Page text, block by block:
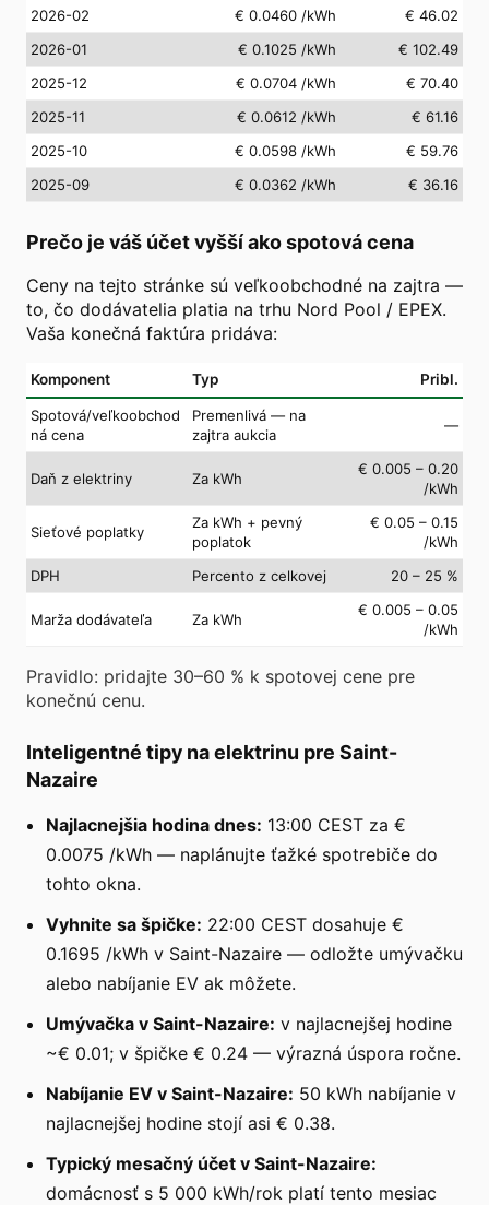
2026-02
€ 0.0460 /kWh
€ 46.02
2026-01
€ 0.1025 /kWh
€ 102.49
2025-12
€ 0.0704 /kWh
€ 70.40
2025-11
€ 0.0612 /kWh
€ 61.16
2025-10
€ 0.0598 /kWh
€ 59.76
2025-09
€ 0.0362 /kWh € 36.16
Prečo je váš účet vyšší ako spotová cena
Ceny na tejto stránke sú veľkoobchodné na zajtra —
to, čo dodávatelia platia na trhu Nord Pool / EPEX.
Vaša konečná faktúra pridáva:
Komponent Typ Pribl.
Spotová/veľkoobchod
ná cena
Premenlivá — na
zajtra aukcia
—
Daň z elektriny Za kWh
€ 0.005 – 0.20
/kWh
Sieťové poplatky
Za kWh + pevný
poplatok
€ 0.05 – 0.15
/kWh
DPH
Percento z celkovej 20 – 25 %
Marža dodávateľa Za kWh
€ 0.005 – 0.05
/kWh
Pravidlo: pridajte 30–60 % k spotovej cene pre
konečnú cenu.
Inteligentné tipy na elektrinu pre Saint-
Nazaire
Najlacnejšia hodina dnes: 13:00 CEST za €
0.0075 /kWh — naplánujte ťažké spotrebiče do
tohto okna.
Vyhnite sa špičke: 22:00 CEST dosahuje €
0.1695 /kWh v Saint-Nazaire — odložte umývačku
alebo nabíjanie EV ak môžete.
Umývačka v Saint-Nazaire: v najlacnejšej hodine
~€ 0.01; v špičke € 0.24 — výrazná úspora ročne.
Nabíjanie EV v Saint-Nazaire: 50 kWh nabíjanie v
najlacnejšej hodine stojí asi € 0.38.
Typický mesačný účet v Saint-Nazaire:
domácnosť s 5 000 kWh/rok platí tento mesiac